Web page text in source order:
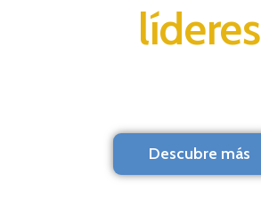
líderes
Descubre más